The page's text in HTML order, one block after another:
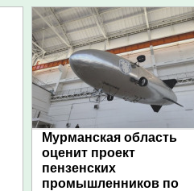
Мурманская область
оценит проект
пензенских
промышленников по